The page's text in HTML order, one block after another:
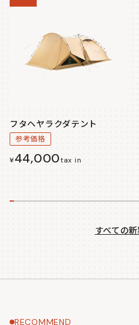
フタヘヤラクダテント
参考価格
¥44,000tax in
すべての
RECOMMEND